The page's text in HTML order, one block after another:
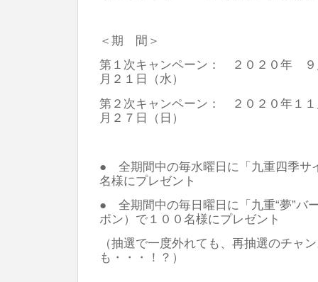
＜期 間＞
第１次キャンペーン： ２０２０年 ９
月２１日（水）
第２次キャンペーン： ２０２０年１
月２７日（日）
● 全期間中の毎水曜日に「九重四季サ
名様にプレゼント
● 全期間中の毎日曜日に「九重“夢”バ
ポン）で１００名様にプレゼント
（抽選で一度外れても、再抽選のチャ
も・・・！？）